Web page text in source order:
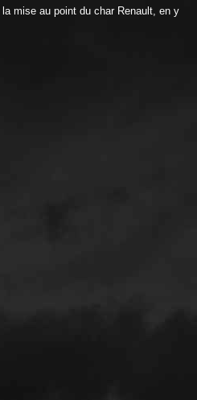
mise au point du char Renault, en y